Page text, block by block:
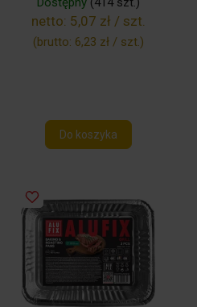
netto: 5,07 zł / szt.
(brutto: 6,23 zł / szt.)
Do koszyka